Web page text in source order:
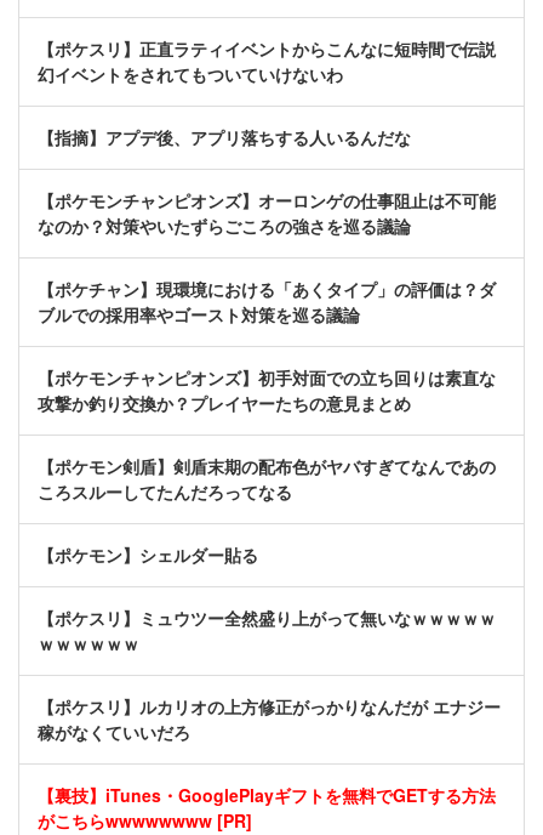
【ポケスリ】正直ラティイベントからこんなに短時間で伝説
幻イベントをされてもついていけないわ
【指摘】アプデ後、アプリ落ちする人いるんだな
【ポケモンチャンピオンズ】オーロンゲの仕事阻止は不可能
なのか？対策やいたずらごころの強さを巡る議論
【ポケチャン】現環境における「あくタイプ」の評価は？ダ
ブルでの採用率やゴースト対策を巡る議論
【ポケモンチャンピオンズ】初手対面での立ち回りは素直な
攻撃か釣り交換か？プレイヤーたちの意見まとめ
【ポケモン剣盾】剣盾末期の配布色がヤバすぎてなんであの
ころスルーしてたんだろってなる
【ポケモン】シェルダー貼る
【ポケスリ】ミュウツー全然盛り上がって無いなｗｗｗｗｗ
ｗｗｗｗｗｗ
【ポケスリ】ルカリオの上方修正がっかりなんだが エナジー
稼がなくていいだろ
【裏技】iTunes・GooglePlayギフトを無料でGETする方法
がこちらwwwwwwww [PR]